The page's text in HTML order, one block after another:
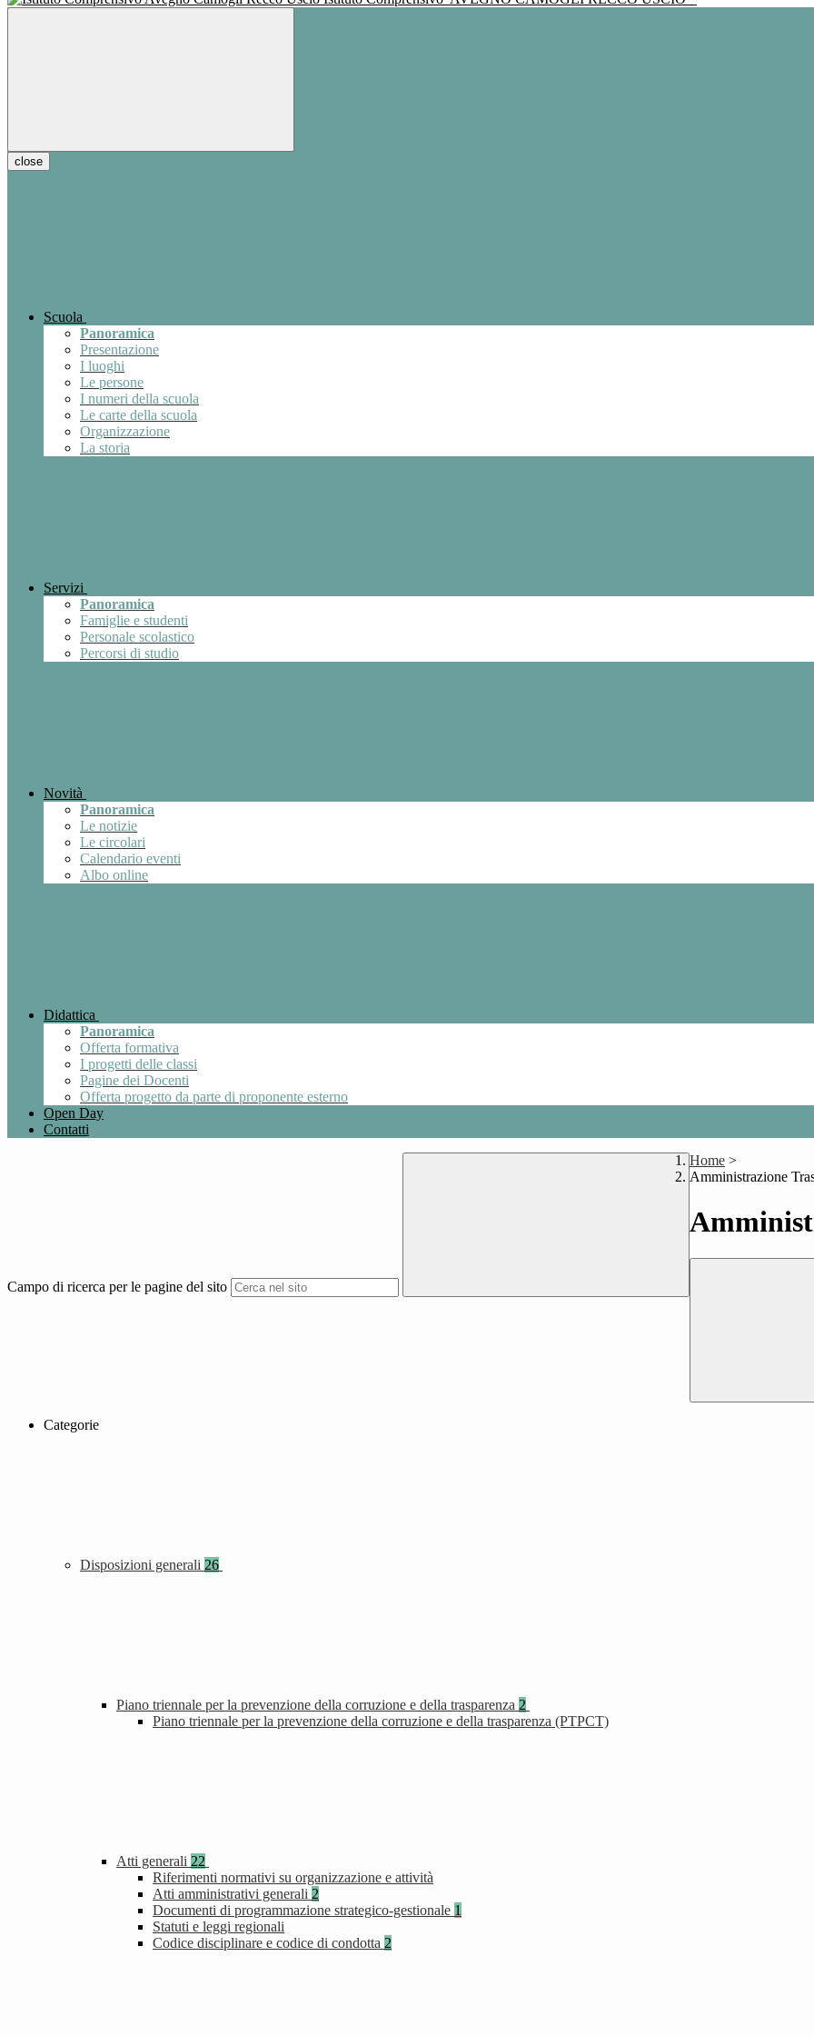
close
Scuola
Panoramica
Presentazione
I luoghi
Le persone
I numeri della scuola
Le carte della scuola
Organizzazione
La storia
Servizi
Panoramica
Famiglie e studenti
Personale scolastico
Percorsi di studio
Novità
Panoramica
Le notizie
Le circolari
Calendario eventi
Albo online
Didattica
Panoramica
Offerta formativa
I progetti delle classi
Pagine dei Docenti
Offerta progetto da parte di proponente esterno
Open Day
Contatti
Campo di ricerca per le pagine del sito
Home >
Amministrazione
Categorie
Disposizioni generali 26
Piano triennale per la prevenzione della corruzione e della trasparenza 2
Piano triennale per la prevenzione della corruzione e della trasparenza (PTPCT)
Atti generali 22
Riferimenti normativi su organizzazione e attività
Atti amministrativi generali 2
Documenti di programmazione strategico-gestionale 1
Statuti e leggi regionali
Codice disciplinare e codice di condotta 2